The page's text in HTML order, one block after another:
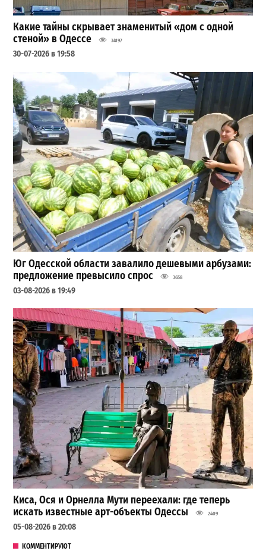
Какие тайны скрывает знаменитый «дом с одной
стеной» в Одессе
34197
30-07-2026 в 19:58
Юг Одесской области завалило дешевыми арбузами:
предложение превысило спрос
3658
03-08-2026 в 19:49
Киса, Ося и Орнелла Мути переехали: где теперь
искать известные арт-объекты Одессы
2409
05-08-2026 в 20:08
КОММЕНТИРУЮТ